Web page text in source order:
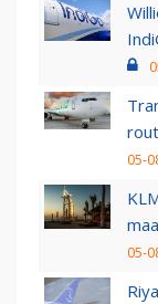
05-
05-